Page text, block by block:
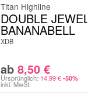
Titan Highline
DOUBLE
BANANABELL
XDB
ab 8,50 €
Ursprünglich: 14,99€ -50%
inkl. MwSt.